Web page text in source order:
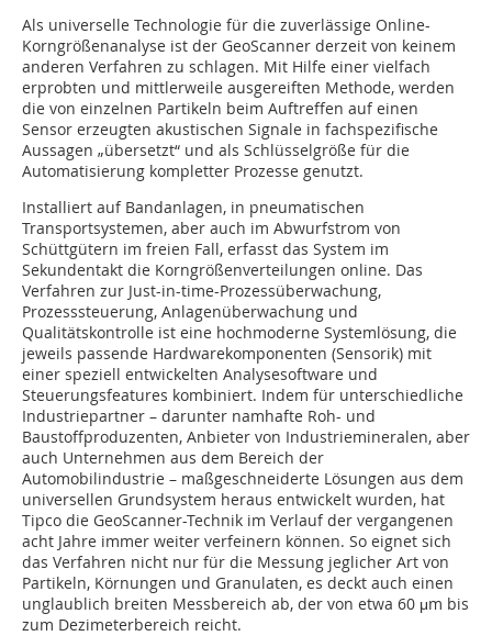
Als universelle Technologie für die zuverlässige Online-
Korngrößenanalyse ist der GeoScanner derzeit von keinem
anderen Verfahren zu schlagen. Mit Hilfe einer vielfach
erprobten und mittlerweile ausgereiften Methode, werden
die von einzelnen Partikeln beim Auftreffen auf einen
Sensor erzeugten akustischen Signale in fachspezifische
Aussagen „übersetzt“ und als Schlüsselgröße für die
Automatisierung kompletter Prozesse genutzt.
Installiert auf Bandanlagen, in pneumatischen
Transportsystemen, aber auch im Abwurfstrom von
Schüttgütern im freien Fall, erfasst das System im
Sekundentakt die Korngrößenverteilungen online. Das
Verfahren zur Just-in-time-Prozessüberwachung,
Prozesssteuerung, Anlagenüberwachung und
Qualitätskontrolle ist eine hochmoderne Systemlösung, die
jeweils passende Hardwarekomponenten (Sensorik) mit
einer speziell entwickelten Analysesoftware und
Steuerungsfeatures kombiniert. Indem für unterschiedliche
Industriepartner – darunter namhafte Roh- und
Baustoffproduzenten, Anbieter von Industriemineralen, aber
auch Unternehmen aus dem Bereich der
Automobilindustrie – maßgeschneiderte Lösungen aus dem
universellen Grundsystem heraus entwickelt wurden, hat
Tipco die GeoScanner-Technik im Verlauf der vergangenen
acht Jahre immer weiter verfeinern können. So eignet sich
das Verfahren nicht nur für die Messung jeglicher Art von
Partikeln, Körnungen und Granulaten, es deckt auch einen
unglaublich breiten Messbereich ab, der von etwa 60 μm bis
zum Dezimeterbereich reicht.